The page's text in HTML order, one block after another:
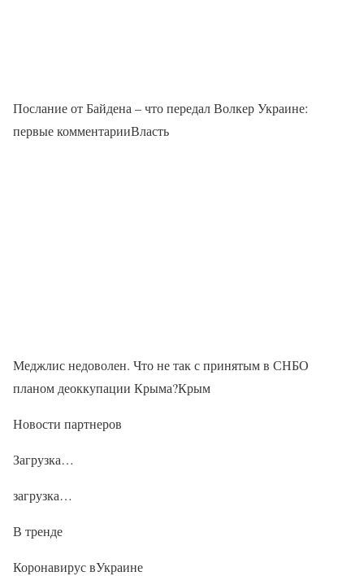
Послание от Байдена – что передал Волкер Украине:
первые комментарииВласть
Меджлис недоволен. Что не так с принятым в СНБО
планом деоккупации Крыма?Крым
Новости партнеров
Загрузка…
загрузка…
В тренде
Коронавирус вУкраине